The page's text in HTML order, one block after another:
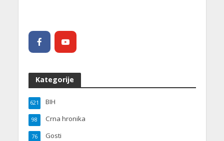
Kategorije
BIH
621
Crna hronika
98
Gosti
76